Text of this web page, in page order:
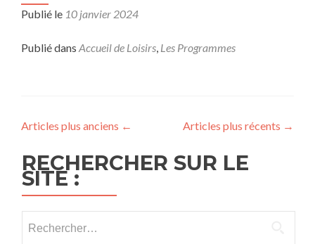
Publié le 10 janvier 2024
Publié dans Accueil de Loisirs, Les Programmes
Articles plus anciens ← Articles plus récents →
RECHERCHER SUR LE
SITE :